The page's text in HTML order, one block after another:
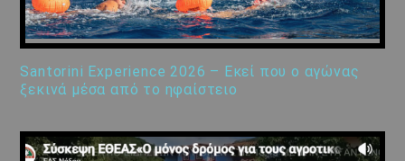
Santorini Experience 2026 – Εκεί που ο αγώνας
ξεκινά μέσα από το ηφαίστειο